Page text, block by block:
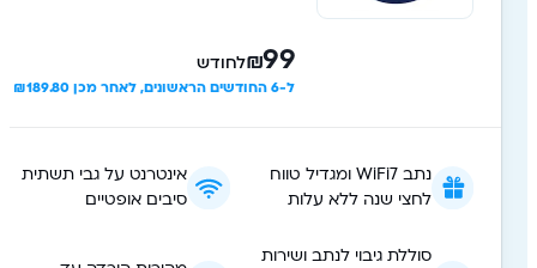
99
₪לחודש
ל-6 החודשים הראשונים, לאחר מכן ₪189.80
נתב WiFi7 ומגדיל טווח
לחצי שנה ללא עלות
אינטרנט על גבי תשתית
סיבים אופטיים
סוללת גיבוי לנתב ושירות